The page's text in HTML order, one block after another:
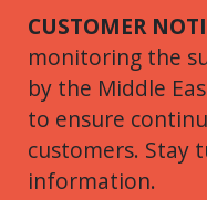
CUSTOMER
monitoring the
by the Middle
to ensure
customers. Stay
information.